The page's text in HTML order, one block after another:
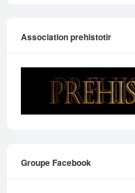
Association prehistotir
Groupe Facebook